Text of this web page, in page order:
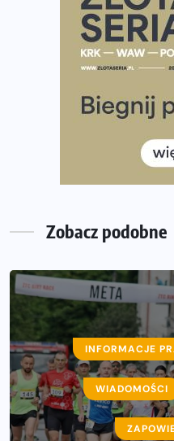
Ponad 12 tysięcy
Tętno vs tempo – czym
Co ma dużo białka?
Rozbiegany Olsztyn
Już w tę sobotę 35. Bieg
Wystartuje rekordowa
Zobacz podobne
INFORMACJE
WIADOMOŚCI
AKTUALNOŚCI
WIADOMOŚCI